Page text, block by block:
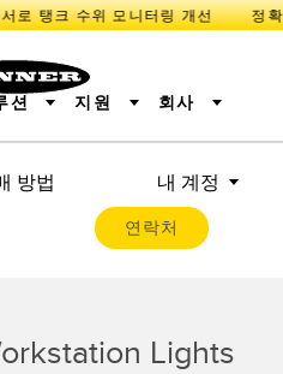
로 탱크 수위 모니터링 개선
방법 내 계정
연락처
조명 및 표시기
액세서리
션
스마트 센서
TO-LIGHT
지원 회사
Lights